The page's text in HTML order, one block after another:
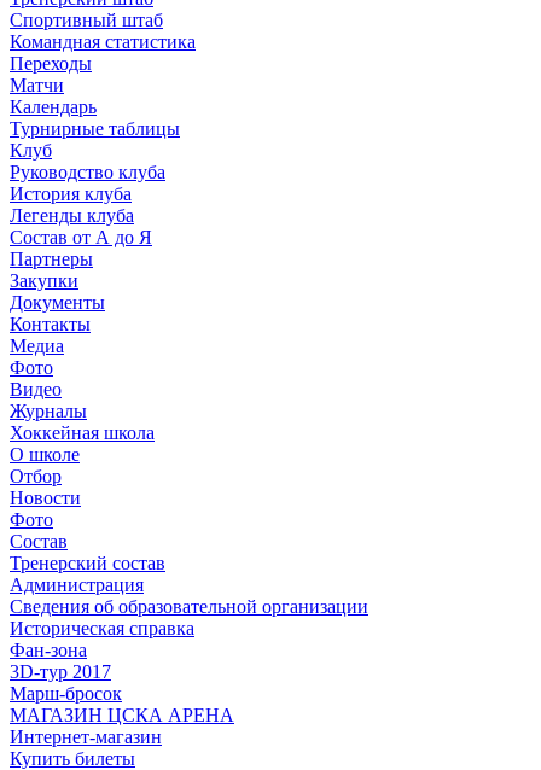
Спортивный штаб
Командная статистика
Переходы
Матчи
Календарь
Турнирные таблицы
Клуб
Руководство клуба
История клуба
Легенды клуба
Состав от А до Я
Партнеры
Закупки
Документы
Контакты
Медиа
Фото
Видео
Журналы
Хоккейная школа
О школе
Отбор
Новости
Фото
Состав
Тренерский состав
Администрация
Сведения об образовательной организации
Историческая справка
Фан-зона
3D-тур 2017
Марш-бросок
МАГАЗИН ЦСКА АРЕНА
Интернет-магазин
Купить билеты